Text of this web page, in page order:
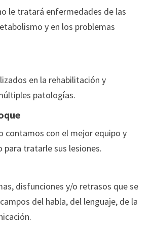
le tratará enfermedades de las
y en los problemas
en la rehabilitación y
patologías.
contamos con el mejor equipo y
para tratarle sus lesiones.
disfunciones y/o retrasos que se
del habla, del lenguaje, de la